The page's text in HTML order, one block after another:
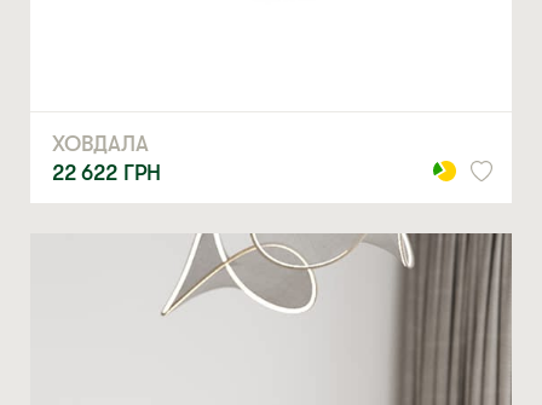
ХОВДАЛА
22 622 ГРН